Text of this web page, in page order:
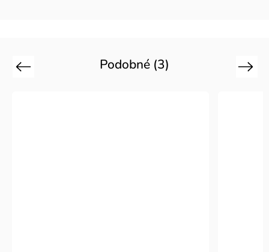
Podobné (3)
Previous Next